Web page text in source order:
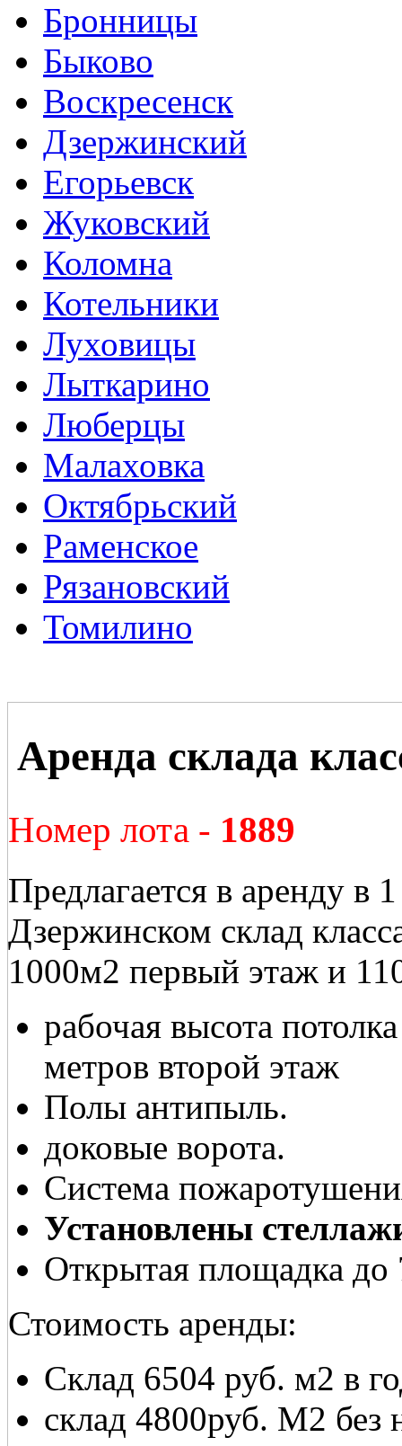
Бронницы
Быково
Воскресенск
Дзержинский
Егорьевск
Жуковский
Коломна
Котельники
Луховицы
Лыткарино
Люберцы
Малаховка
Октябрьский
Раменское
Рязановский
Томилино
Аренда склада
Номер лота - 1889
Предлагается в аренду
Дзержинском склад
1000м2 первый этаж и
рабочая высота
метров второй этаж
Полы антипыль.
доковые ворота.
Система
Установлены
Открытая площадка до
Стоимость аренды:
Склад 6504 руб. м2 в
склад 4800руб. М2 без